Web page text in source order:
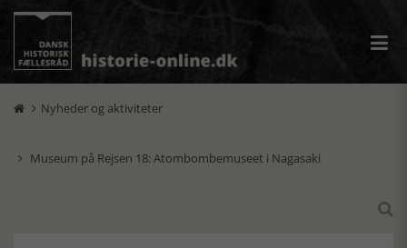
 Nyheder og aktiviteter
 Museum på Rejsen 18: Atombombemuseet i Nagasaki
